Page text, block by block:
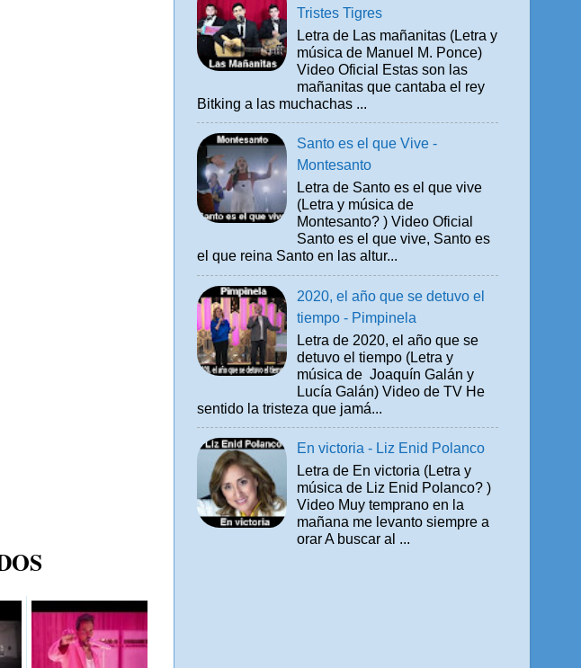
Tristes Tigres
Letra de Las mañanitas (Letra y
música de Manuel M. Ponce)
Video Oficial Estas son las
mañanitas que cantaba el rey
Bitking a las muchachas ...
Santo es el que Vive -
Montesanto
Letra de Santo es el que vive
(Letra y música de
Montesanto? ) Video Oficial
Santo es el que vive, Santo es
el que reina Santo en las altur...
2020, el año que se detuvo el
tiempo - Pimpinela
Letra de 2020, el año que se
detuvo el tiempo (Letra y
música de Joaquín Galán y
Lucía Galán) Video de TV He
sentido la tristeza que jamá...
En victoria - Liz Enid Polanco
Letra de En victoria (Letra y
música de Liz Enid Polanco? )
Video Muy temprano en la
mañana me levanto siempre a
orar A buscar al ...